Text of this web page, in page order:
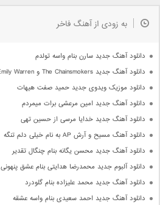
به زودی از آهنگ فاخر
دانلود آهنگ جدید سارن بنام واسه تولدم
دانلود آهنگ جدید The Chainsmokers و Emily Warren بنام Side Effects
دانلود موزیک ویدوی جدید حمید صفت هیهات
دانلود آهنگ جدید امین مرعشی برات میمردم
دانلود آهنگ جدید خدایا مرسی از حسین تهی
دانلود آهنگ مسیح و آرش AP به نام خیلی دلم تنگه
دانلود آهنگ جدید محسن یگانه بنام چنگال تقدیر
دانلود آلبوم جدید محمدرضا هدایتی بنام عشق پنهونی
دانلود آهنگ جدید محمد علیزاده بنام گلودرد
دانلود آهنگ جدید احمد سعیدی بنام واسه عشقه